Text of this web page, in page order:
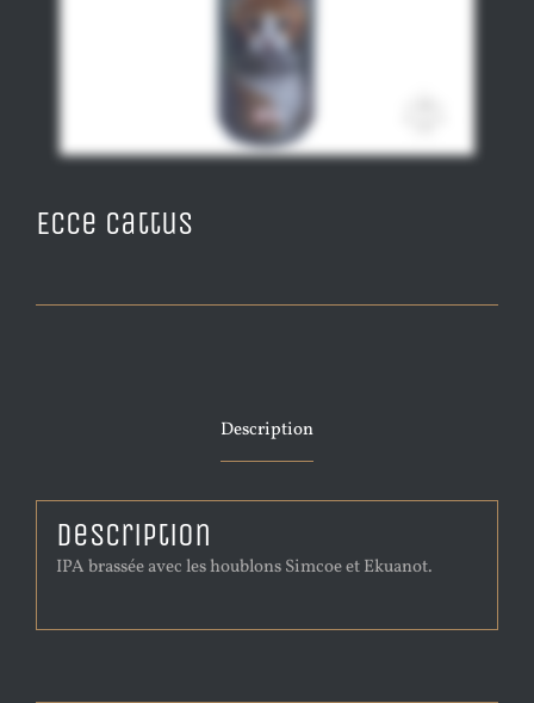
Ecce Cattus
Description
Description
IPA brassée avec les houblons Simcoe et Ekuanot.